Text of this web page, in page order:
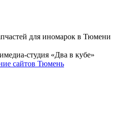
для иномарок в Тюмени
студия «Два в кубе»
сайтов Тюмень